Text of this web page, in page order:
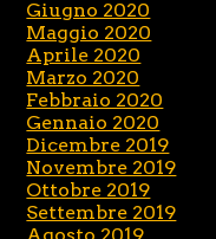
Giugno 2020
Maggio 2020
Aprile 2020
Marzo 2020
Febbraio 2020
Gennaio 2020
Dicembre 2019
Novembre 2019
Ottobre 2019
Settembre 2019
Agosto 2019